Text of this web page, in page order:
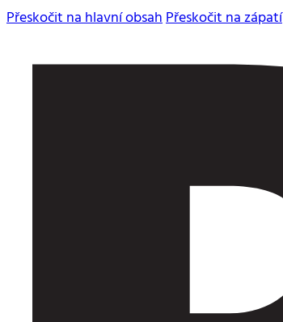
Přeskočit na hlavní obsahPřeskočit na zápatí